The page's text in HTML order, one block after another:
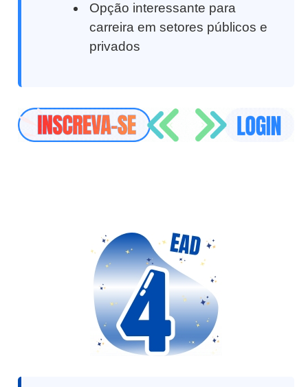
Opção interessante para
carreira em setores públicos e
privados